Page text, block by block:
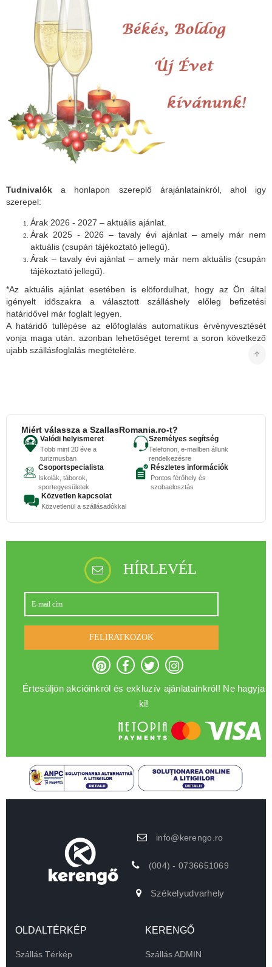
Tudnivalók a honlapon szereplő árajánlatainkról, ahol igy
szerepel:
Árak 2026 - 2027 – aktuális ajánlat.
Árak 2025 - 2026 – tavaly évi ajánlat – amely már nem
aktuális (csupán tájékoztató jellegű).
Árak – tavaly évi ajánlat – amely már nem aktuális (csupán
tájékoztató jellegű).
*Az aktuális ajánlat esetében is elöfordulhat, hogy az Ön által
igényelt időszakra a választott szálláshely előleg befizetési
határidővel már foglalt legyen.
A határidő tullépése az előfoglalás automatikus érvényvesztését
vonja maga után. azonban lehetőséget teremt a soron következő
ujabb szállásfoglalás megtételére.
Miért válassza a SzallasRomania.ro-t?
Valódi helyismeret
Több mint 20 éve a
turizmusban
Személyes segítség
Telefonon, e-mailben állunk
rendelkezésre
Csoportspecialista
Iskolák, táborok,
sportegyesületek
Részletes információk
Pontos férőhely és
szobaelosztás
Közvetlen kapcsolat
Közvetlenül a szállásadókkal
HÍRLEVÉL
FELIRATKOZOK
Értesüljön akcióinkról és exkluzív ajánlatainkról! Ne hagyja
ki!
info@kerengo.ro
(004) - 0736651069
Székelyudvarhely
OLDALTÉRKÉP
Szállás Térkép
KERENGŐ
Szállás ADMIN